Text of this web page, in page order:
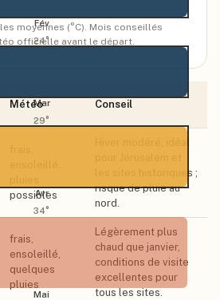
Fév
24°
Mar
29°
Avr
34°
Mai
moyennes (°C). Mois conseillés
officielle avant le départ.
Météo Conseil
possibles
les sites historiques ;
risque de pluie au
nord.
frais,
ensoleillé,
quelques
pluies
Légèrement plus
chaud que janvier,
conditions de visite
excellentes pour
tous les sites.